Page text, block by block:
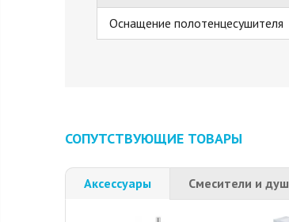
Оснащение полотенцесушителя
СОПУТСТВУЮЩИЕ ТОВАРЫ
Аксессуары Смесители и душ